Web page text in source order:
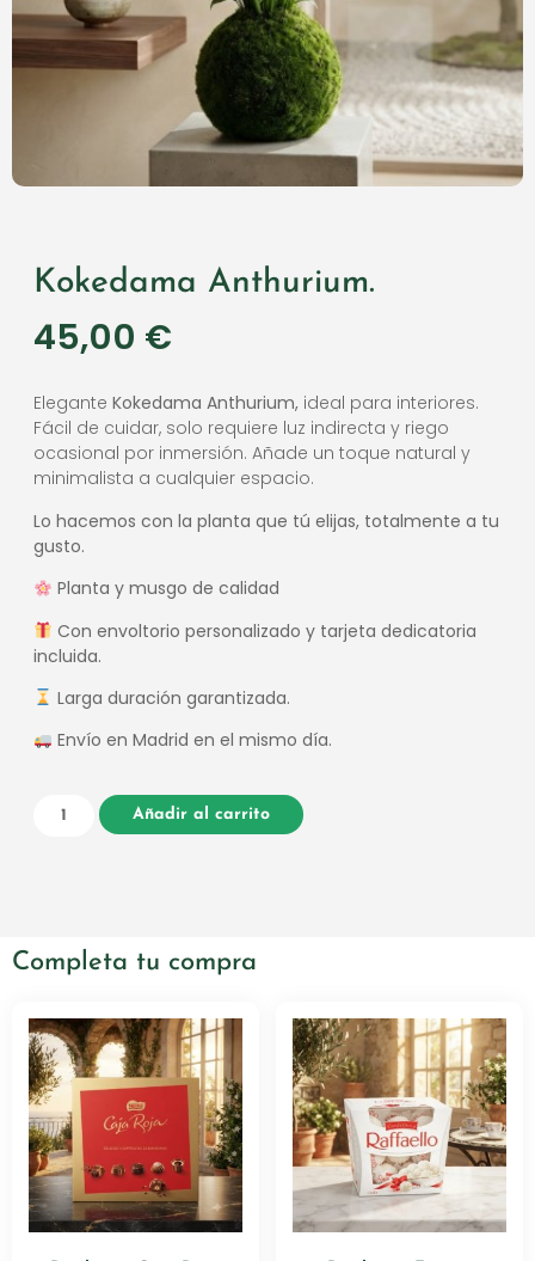
Kokedama Anthurium.
45,00 €
Elegante Kokedama Anthurium, ideal para interiores.
Fácil de cuidar, solo requiere luz indirecta y riego
ocasional por inmersión. Añade un toque natural y
minimalista a cualquier espacio.
Lo hacemos con la planta que tú elijas, totalmente a tu
gusto.
Planta y musgo de calidad
Con envoltorio personalizado y tarjeta dedicatoria
incluida.
Larga duración garantizada.
Envío en Madrid en el mismo día.
Añadir al carrito
Completa tu compra